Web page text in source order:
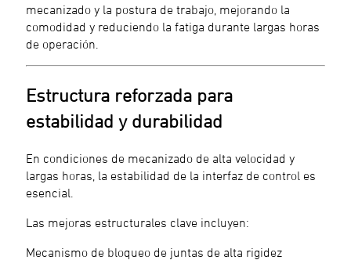
mecanizado y la postura de trabajo, mejorando la
comodidad y reduciendo la fatiga durante largas horas
de operación.
Estructura reforzada para
estabilidad y durabilidad
En condiciones de mecanizado de alta velocidad y
largas horas, la estabilidad de la interfaz de control es
esencial.
Las mejoras estructurales clave incluyen:
Mecanismo de bloqueo de juntas de alta rigidez